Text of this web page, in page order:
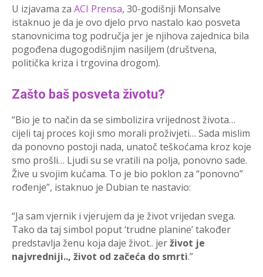
U izjavama za ACI Prensa, 30-godišnji Monsalve
istaknuo je da je ovo djelo prvo nastalo kao posveta
stanovnicima tog područja jer je njihova zajednica bila
pogođena dugogodišnjim nasiljem (društvena,
politička kriza i trgovina drogom).
Zašto baš posveta životu?
“Bio je to način da se simbolizira vrijednost života…
cijeli taj proces koji smo morali proživjeti… Sada mislim
da ponovno postoji nada, unatoč teškoćama kroz koje
smo prošli… Ljudi su se vratili na polja, ponovno sade.
Žive u svojim kućama. To je bio poklon za “ponovno”
rođenje”, istaknuo je Dubian te nastavio:
“Ja sam vjernik i vjerujem da je život vrijedan svega.
Tako da taj simbol poput ‘trudne planine’ također
predstavlja ženu koja daje život.. jerživot je
najvredniji.., život od začeća do smrti.”